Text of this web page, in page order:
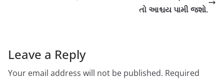
તો આશ્ચય પામી જશો.
Leave a Reply
Your email address will not be published. Required